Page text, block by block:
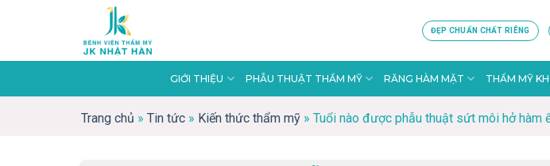
ĐẸP CHUẨN CHẤT RIÊNG
GIỚI THIỆU PHẪU THUẬT THẨM MỸ RĂNG HÀM MẶT THẨM MỸ
Trang chủ » Tin tức » Kiến thức thẩm mỹ » Tuổi nào được phẫu thuật sứt môi hở hàm